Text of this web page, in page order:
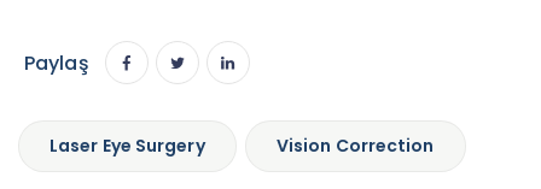
Paylaş
Laser Eye Surgery Vision Correction